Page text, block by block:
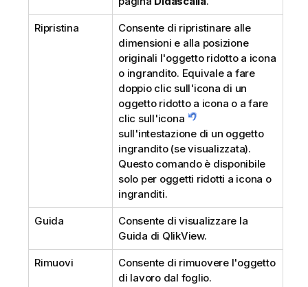
Ripristina
Consente di ripristinare alle
dimensioni e alla posizione
originali l'oggetto ridotto a icona
o ingrandito. Equivale a fare
doppio clic sull'icona di un
oggetto ridotto a icona o a fare
clic sull'icona
sull'intestazione di un oggetto
ingrandito (se visualizzata).
Questo comando è disponibile
solo per oggetti ridotti a icona o
ingranditi.
Guida
Consente di visualizzare la
Guida di QlikView.
Rimuovi
Consente di rimuovere l'oggetto
di lavoro dal foglio.